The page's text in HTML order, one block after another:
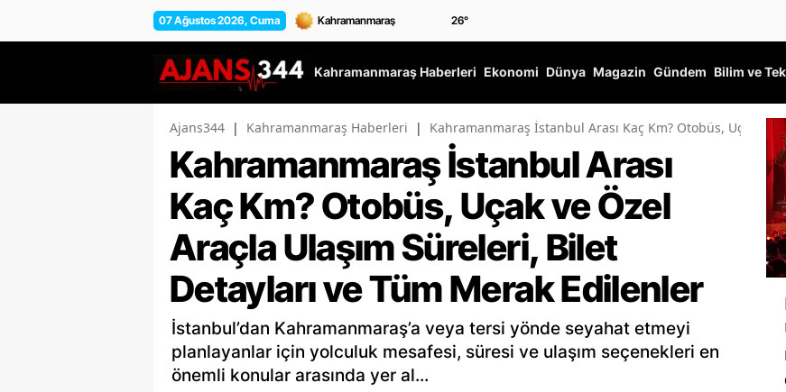
07 Ağustos 2026, Cuma 26°
Kahramanmaraş Haberleri Ekonomi Dünya Magazin Gündem Bilim ve
Ajans344 | Kahramanmaraş Haberleri | Kahramanmaraş İstanbul Arası Kaç Km? Otobüs, Uçak ve
Kahramanmaraş İstanbul Arası
Kaç Km? Otobüs, Uçak ve Özel
Araçla Ulaşım Süreleri, Bilet
Detayları ve Tüm Merak Edilenler
İstanbul’dan Kahramanmaraş’a veya tersi yönde seyahat etmeyi
planlayanlar için yolculuk mesafesi, süresi ve ulaşım seçenekleri en
önemli konular arasında yer al...